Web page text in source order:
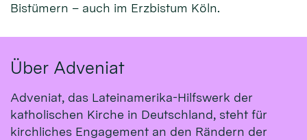
Bistümern – auch im Erzbistum Köln.
Über Adveniat
Adveniat, das Lateinamerika-Hilfswerk der
katholischen Kirche in Deutschland, steht für
kirchliches Engagement an den Rändern der